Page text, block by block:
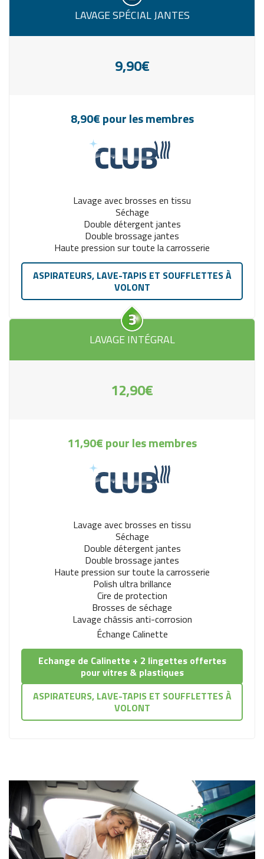
LAVAGE SPÉCIAL JANTES
9,90€
8,90€ pour les membres
Lavage avec brosses en tissu
Séchage
Double détergent jantes
Double brossage jantes
Haute pression sur toute la carrosserie
ASPIRATEURS, LAVE-TAPIS ET SOUFFLETTES À
VOLONT
LAVAGE INTÉGRAL
12,90€
11,90€ pour les membres
Lavage avec brosses en tissu
Séchage
Double détergent jantes
Double brossage jantes
Haute pression sur toute la carrosserie
Polish ultra brillance
Cire de protection
Brosses de séchage
Lavage châssis anti-corrosion
Échange Calinette
Echange de Calinette + 2 lingettes offertes
pour vitres & plastiques
ASPIRATEURS, LAVE-TAPIS ET SOUFFLETTES À
VOLONT